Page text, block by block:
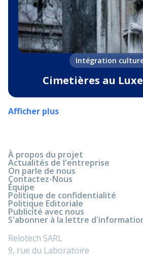
Intégration
Cimetières au
Afficher plus
À propos du projet
Actualités de l'entreprise
On parle de nous
Contactez-Nous
Équipe
Politique de confidentialité
Politique Editoriale
Publicité avec nous
S'abonner à la lettre
Relotech SARL
9, rue du Laboratoire